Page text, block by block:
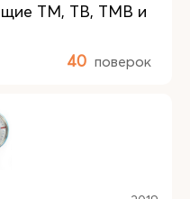
ТМ, ТВ, TMB и
40 поверок